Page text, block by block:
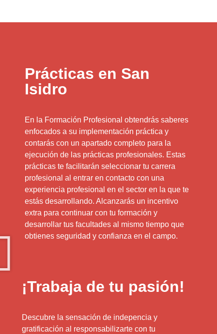
Prácticas en San
Isidro
En la Formación Profesional obtendrás saberes
enfocados a su implementación práctica y
contarás con un apartado completo para la
ejecución de las prácticas profesionales. Estas
prácticas te facilitarán seleccionar tu carrera
profesional al entrar en contacto con una
experiencia profesional en el sector en la que te
estás desarrollando. Alcanzarás un incentivo
extra para continuar con tu formación y
desarrollar tus facultades al mismo tiempo que
obtienes seguridad y confianza en el campo.
¡Trabaja de tu pasión!
Descubre la sensación de indepencia y
gratificación al responsabilizarte con tu